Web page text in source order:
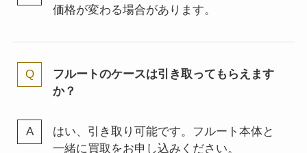
価格が変わる場合があります。
フルートのケースは引き取ってもらえます
か？
はい、引き取り可能です。フルート本体と
一緒に買取をお申し込みください。